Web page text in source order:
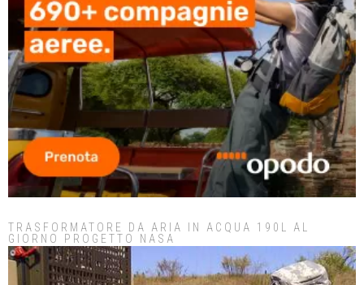
TRASFORMATORE DA ARIA IN ACQUA 190L AL
GIORNO PROGETTO NASA